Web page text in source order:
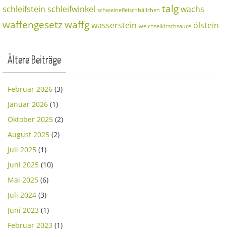
schleifstein schleifwinkel schweinefleischbällchen talgwachs
waffengesetzwaffgwasserstein weichselkirschsauce ölstein
Ältere Beiträge
Februar 2026 (3)
Januar 2026 (1)
Oktober 2025 (2)
August 2025 (2)
Juli 2025 (1)
Juni 2025 (10)
Mai 2025 (6)
Juli 2024 (3)
Juni 2023 (1)
Februar 2023 (1)